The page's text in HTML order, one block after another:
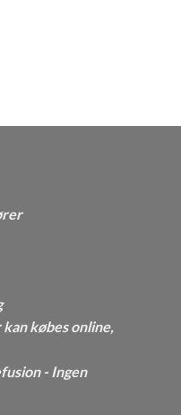
købes online,
- Ingen